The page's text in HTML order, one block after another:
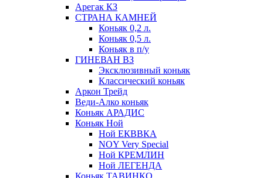
Арегак КЗ
СТРАНА КАМНЕЙ
Коньяк 0,2 л.
Коньяк 0,5 л.
Коньяк в п/у
ГИНЕВАН ВЗ
Эксклюзивный коньяк
Классический коньяк
Аркон Трейд
Веди-Алко коньяк
Коньяк АРАДИС
Коньяк Ной
Ной ЕКВВКА
NOY Very Special
Ной КРЕМЛИН
Ной ЛЕГЕНДА
Коньяк ТАВИНКО